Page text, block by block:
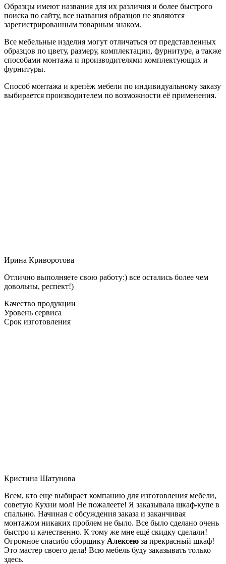
Образцы имеют названия для их различия и более быстрого
поиска по сайту, все названия образцов не являются
зарегистрированным товарным знаком.
Все мебельные изделия могут отличаться от представленных
образцов по цвету, размеру, комплектации, фурнитуре, а также
способами монтажа и производителями комплектующих и
фурнитуры.
Способ монтажа и крепёж мебели по индивидуальному заказу
выбирается производителем по возможности её применения.
Ирина Криворотова
Отлично выполняете свою работу:) все остались более чем
довольны, респект!)
Качество продукции
Уровень сервиса
Срок изготовления
Кристина Шатунова
Всем, кто еще выбирает компанию для изготовления мебели,
советую Кухни мол! Не пожалеете! Я заказывала шкаф-купе в
спальню. Начиная с обсуждения заказа и заканчивая
монтажом никаких проблем не было. Все было сделано очень
быстро и качественно. К тому же мне ещё скидку сделали!
Огромное спасибо сборщику Алексею за прекрасный шкаф!
Это мастер своего дела! Всю мебель буду заказывать только
здесь.